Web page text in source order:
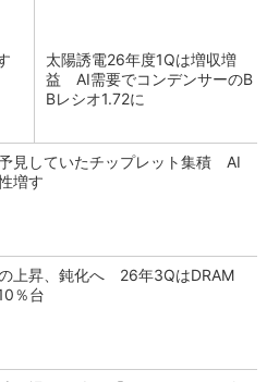
太陽誘電26年度1Qは増収増
益 AI需要でコンデンサーのB
Bレシオ1.72に
見していたチップレット集積 AI
増す
上昇、鈍化へ 26年3QはDRAM
％台